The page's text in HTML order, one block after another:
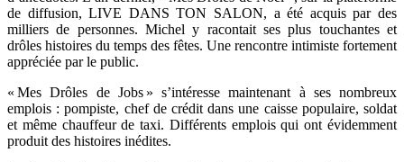
de diffusion, LIVE DANS TON SALON, a été acquis par des
milliers de personnes. Michel y racontait ses plus touchantes et
drôles histoires du temps des fêtes. Une rencontre intimiste fortement
appréciée par le public.
« Mes Drôles de Jobs » s’intéresse maintenant à ses nombreux
emplois : pompiste, chef de crédit dans une caisse populaire, soldat
et même chauffeur de taxi. Différents emplois qui ont évidemment
produit des histoires inédites.